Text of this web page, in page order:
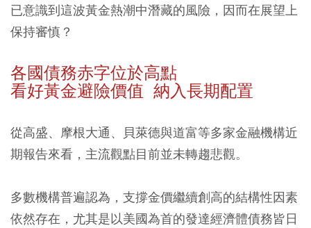
已意識到這波黃金熱潮中潛藏的風險，因而在展望上
保持審慎？
各國債務赤字位於高點
看好黃金避險價值 納入長期配置
從高盛、摩根大通、貝萊德與道富等多家金融機構近
期報告來看，主流觀點目前並未轉趨悲觀。
多數機構普遍認為，支撐金價繼續創高的結構性因素
依然存在，尤其是以美國為首的發達經濟體債務皆日